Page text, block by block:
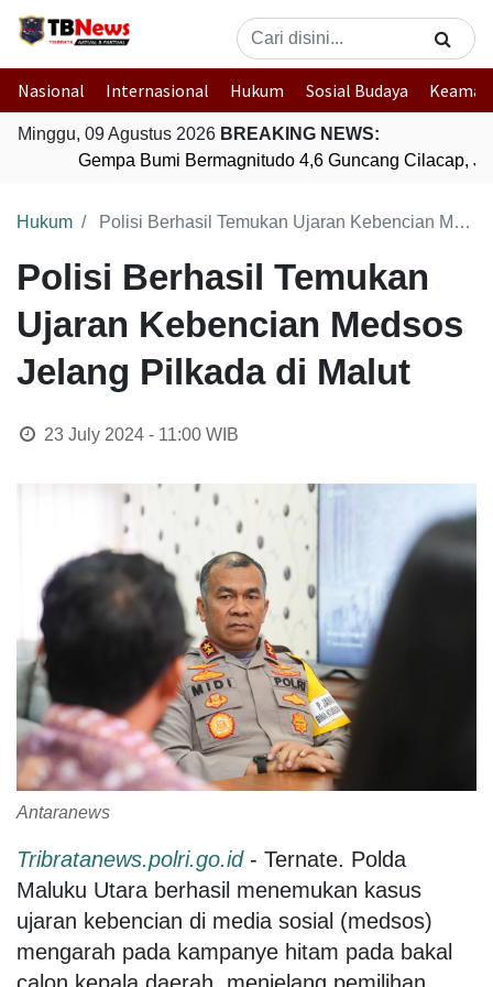
Nasional Internasional Hukum Sosial Budaya
Minggu, 09 Agustus 2026 BREAKING NEWS:
Gempa Bumi Bermagnitudo 4,6 Guncang Cilacap,
Hukum Polisi Berhasil Temukan Ujaran Kebencian Medsos Jelang Pilkada di Malut
Polisi Berhasil Temukan
Ujaran Kebencian Medsos
Jelang Pilkada di Malut
23 July 2024 - 11:00WIB
Antaranews
Tribratanews.polri.go.id- Ternate. Polda
Maluku Utara berhasil menemukan kasus
ujaran kebencian di media sosial (medsos)
mengarah pada kampanye hitam pada bakal